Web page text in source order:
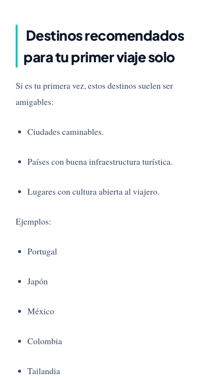
Destinos recomendados
para tu primer viaje solo
Si es tu primera vez, estos destinos suelen ser
amigables:
Ciudades caminables.
Países con buena infraestructura turística.
Lugares con cultura abierta al viajero.
Ejemplos:
Portugal
Japón
México
Colombia
Tailandia